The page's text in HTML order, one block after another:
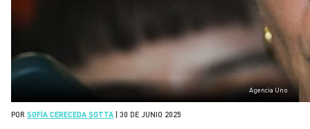
Agencia Uno
POR SOFÍA CERECEDA SOTTA 30 DE JUNIO 2025